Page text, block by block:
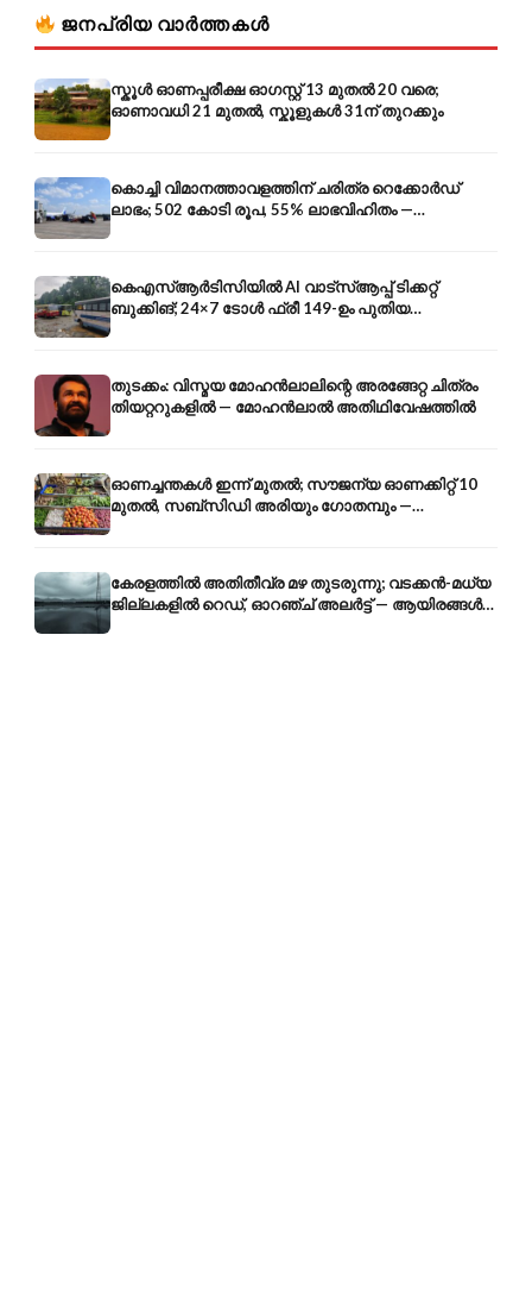
ജനപ്രിയ വാർത്തകൾ
സ്കൂൾ ഓണപ്പരീക്ഷ ഓഗസ്റ്റ് 13 മുതൽ 20 വരെ;
ഓണാവധി 21 മുതൽ, സ്കൂളുകൾ 31ന് തുറക്കും
കൊച്ചി വിമാനത്താവളത്തിന് ചരിത്ര റെക്കോർഡ്
ലാഭം; 502 കോടി രൂപ, 55% ലാഭവിഹിതം —
കൺസൾട്ടൻസി രംഗത്തേക്കും
കെഎസ്ആർടിസിയിൽ AI വാട്സ്ആപ്പ് ടിക്കറ്റ്
ബുക്കിങ്; 24×7 ടോൾ ഫ്രീ 149-ഉം പുതിയ
കൊറിയറും
തുടക്കം: വിസ്മയ മോഹൻലാലിന്റെ അരങ്ങേറ്റ ചിത്രം
തിയറ്ററുകളിൽ — മോഹൻലാൽ അതിഥിവേഷത്തിൽ
ഓണച്ചന്തകൾ ഇന്ന് മുതൽ; സൗജന്യ ഓണക്കിറ്റ് 10
മുതൽ, സബ്സിഡി അരിയും ഗോതമ്പും —
വിലക്കയറ്റത്തിന് കടിഞ്ഞാൺ
കേരളത്തിൽ അതിതീവ്ര മഴ തുടരുന്നു; വടക്കൻ-മധ്യ
ജില്ലകളിൽ റെഡ്, ഓറഞ്ച് അലർട്ട് — ആയിരങ്ങൾ
ക്യാമ്പുകളിൽ